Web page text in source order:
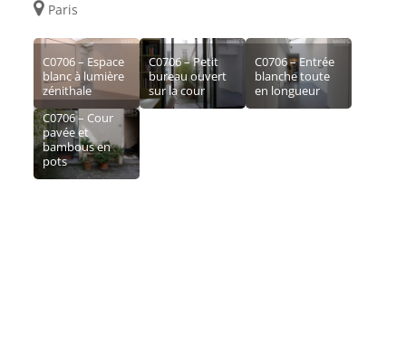
Paris
C0706 – Espace
blanc à lumière
zénithale
C0706 – Petit
bureau ouvert
sur la cour
C0706 – Entrée
blanche toute
en longueur
C0706 – Cour
pavée et
bambous en
pots